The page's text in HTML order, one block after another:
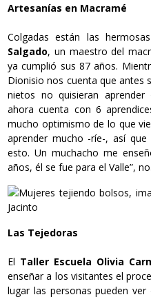
Artesanías en Macramé
Colgadas están las
Salgado, un maestro del
ya cumplió sus 87 años.
Dionisio nos cuenta que antes
nietos no quisieran
ahora cuenta con 6
mucho optimismo de lo que
aprender mucho -ríe-, así
esto. Un muchacho me
años, él se fue para el Valle”,
Las Tejedoras
El Taller Escuela Olivia
enseñar a los visitantes el
lugar las personas pueden